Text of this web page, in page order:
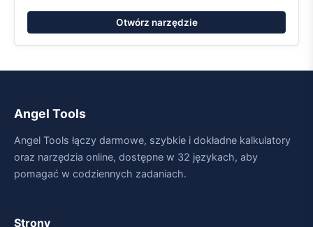
Otwórz narzędzie
Angel Tools
Angel Tools łączy darmowe, szybkie i dokładne kalkulatory
oraz narzędzia online, dostępne w 32 językach, aby
pomagać w codziennych zadaniach.
Strony